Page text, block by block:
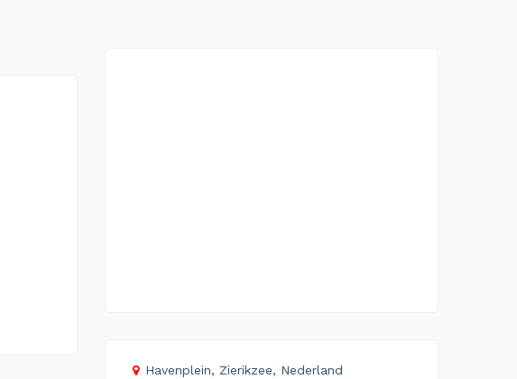
Havenplein, Zierikzee, Nederland